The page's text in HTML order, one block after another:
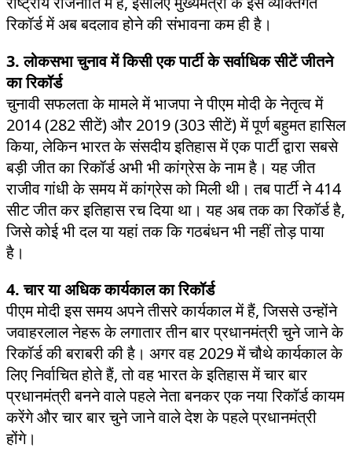
रिकॉर्ड में अब बदलाव होने की संभावना कम ही है।
3. लोकसभा चुनाव में किसी एक पार्टी के सर्वाधिक सीटें जीतने
का रिकॉर्ड
चुनावी सफलता के मामले में भाजपा ने पीएम मोदी के नेतृत्व में
2014 (282 सीटें) और 2019 (303 सीटें) में पूर्ण बहुमत हासिल
किया, लेकिन भारत के संसदीय इतिहास में एक पार्टी द्वारा सबसे
बड़ी जीत का रिकॉर्ड अभी भी कांग्रेस के नाम है। यह जीत
राजीव गांधी के समय में कांग्रेस को मिली थी। तब पार्टी ने 414
सीट जीत कर इतिहास रच दिया था। यह अब तक का रिकॉर्ड है,
जिसे कोई भी दल या यहां तक कि गठबंधन भी नहीं तोड़ पाया
है।
4. चार या अधिक कार्यकाल का रिकॉर्ड
पीएम मोदी इस समय अपने तीसरे कार्यकाल में हैं, जिससे उन्होंने
जवाहरलाल नेहरू के लगातार तीन बार प्रधानमंत्री चुने जाने के
रिकॉर्ड की बराबरी की है। अगर वह 2029 में चौथे कार्यकाल के
लिए निर्वाचित होते हैं, तो वह भारत के इतिहास में चार बार
प्रधानमंत्री बनने वाले पहले नेता बनकर एक नया रिकॉर्ड कायम
करेंगे और चार बार चुने जाने वाले देश के पहले प्रधानमंत्री
होंगे।